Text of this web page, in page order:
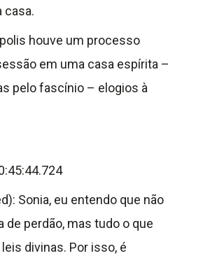
casa.
houve um processo
em uma casa espírita –
pelo fascínio – elogios à
Sonia, eu entendo que não
de perdão, mas tudo o que
divinas. Por isso, é